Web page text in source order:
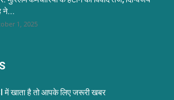
ने...
1, 2025
में खाता है तो आपके लिए जरूरी खबर